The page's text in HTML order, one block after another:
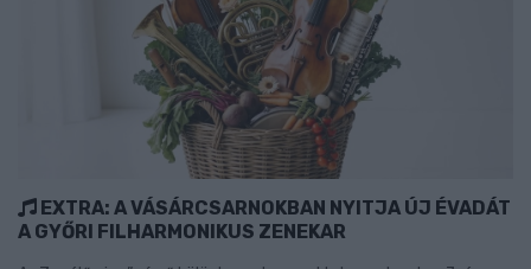
EXTRA: A VÁSÁRCSARNOKBAN NYITJA ÚJ ÉVADÁT
A GYŐRI FILHARMONIKUS ZENEKAR